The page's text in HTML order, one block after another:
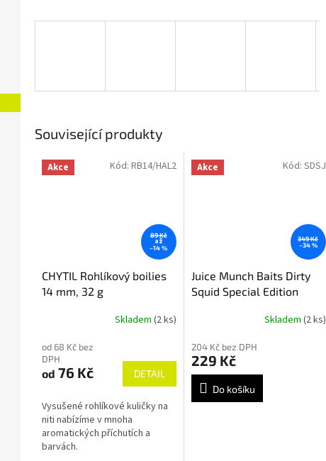
Související produkty
Akce
89 Kč
až
–14 %
CHYTIL Rohlíkový boilies
14 mm, 32 g
Skladem (2 ks)
od 68 Kč bez
DPH
od 76 Kč DETAIL
Vysušené rohlíkové kuličky na
niti nabízíme v mnoha
aromatických příchutích a
barvách.
Kód: RB14/HAL2 Akce
349 Kč
–34 %
Juice Munch Baits Dirty
Squid Special Edition
Skladem (2 ks)
204 Kč bez DPH
229 Kč
Do košíku
Kód: SDSJ